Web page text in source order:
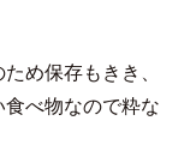
め保存もきき、
べ物なので粋な